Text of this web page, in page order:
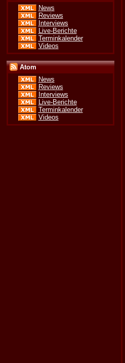
News
Reviews
Interviews
Live-Berichte
Terminkalender
Videos
Atom
News
Reviews
Interviews
Live-Berichte
Terminkalender
Videos